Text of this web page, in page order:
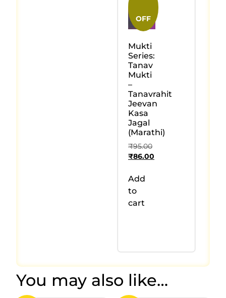
OFF
Mukti
Series:
Tanav
Mukti
–
Tanavrahit
Jeevan
Kasa
Jagal
(Marathi)
₹95.00
₹86.00
Add
to
cart
You may also like…